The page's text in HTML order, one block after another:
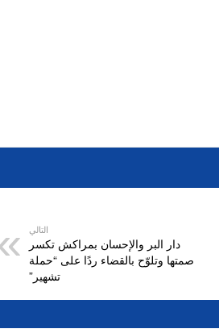
التالي
دار البر والإحسان بمراكش تكسر
صمتها وتلوّح بالقضاء ردًا على “حملة
تشهير”